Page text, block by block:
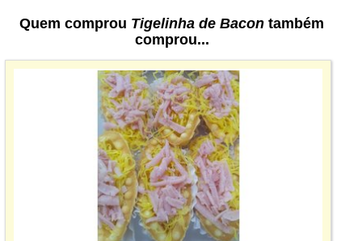
Quem comprou Tigelinha de Bacon também
comprou...